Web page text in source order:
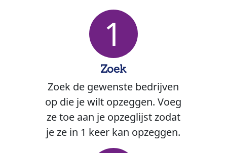
1
Zoek
Zoek de gewenste bedrijven
op die je wilt opzeggen. Voeg
ze toe aan je opzeglijst zodat
je ze in 1 keer kan opzeggen.